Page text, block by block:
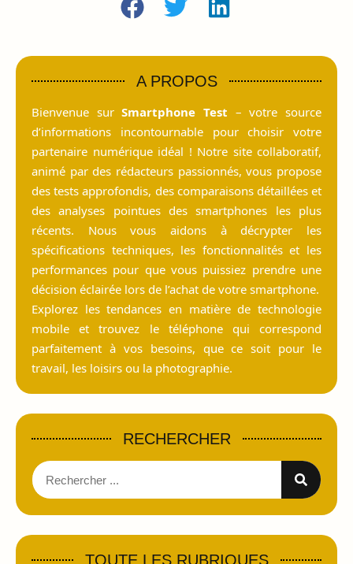
A PROPOS
Bienvenue surSmartphone Test – votre source
d’informations incontournable pour choisir votre
partenaire numérique idéal ! Notre site collaboratif,
animé par des rédacteurs passionnés, vous propose
des tests approfondis, des comparaisons détaillées et
des analyses pointues des smartphones les plus
récents. Nous vous aidons à décrypter les
spécifications techniques, les fonctionnalités et les
performances pour que vous puissiez prendre une
décision éclairée lors de l’achat de votre smartphone.
Explorez les tendances en matière de technologie
mobile et trouvez le téléphone qui correspond
parfaitement à vos besoins, que ce soit pour le
travail, les loisirs ou la photographie.
RECHERCHER
TOUTE LES RUBRIQUES